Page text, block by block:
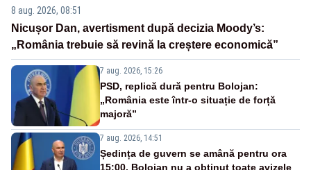
8 aug. 2026, 08:51
Nicușor Dan, avertisment după decizia Moody’s:
„România trebuie să revină la creștere economică”
7 aug. 2026, 15:26
PSD, replică dură pentru Bolojan:
„România este într-o situație de forță
majoră”
7 aug. 2026, 14:51
Ședința de guvern se amână pentru ora
15:00. Bolojan nu a obținut toate avizele